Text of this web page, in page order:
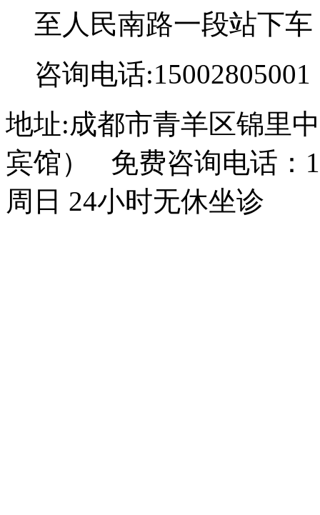
至人民南路一段站下
咨询电话:15002805001
地址:成都市青羊区锦里
宾馆） 免费咨询电话：
周日 24小时无休坐诊